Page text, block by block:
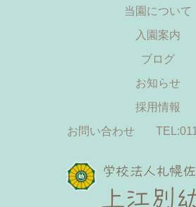
当園について
入園案内
ブログ
お知らせ
採用情報
お問い合わせ